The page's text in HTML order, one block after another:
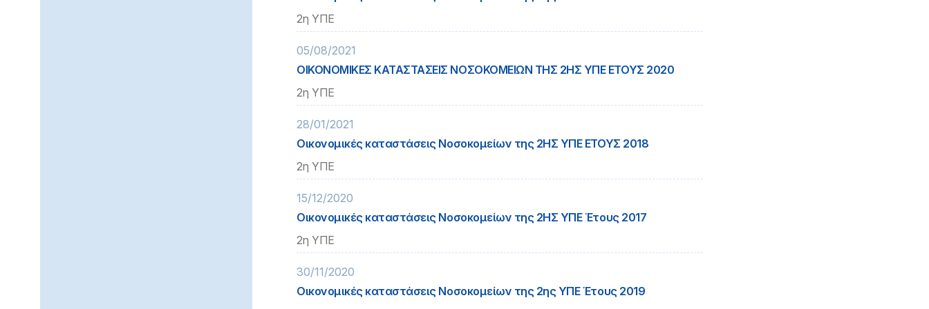
2η ΥΠΕ
05/08/2021
ΟΙΚΟΝΟΜΙΚΕΣ ΚΑΤΑΣΤΑΣΕΙΣ ΝΟΣΟΚΟΜΕΙΩΝ ΤΗΣ 2ΗΣ ΥΠΕ ΕΤΟΥΣ 2020
2η ΥΠΕ
28/01/2021
Οικονομικές καταστάσεις Νοσοκομείων της 2ΗΣ ΥΠΕ ΕΤΟΥΣ 2018
2η ΥΠΕ
15/12/2020
Οικονομικές καταστάσεις Νοσοκομείων της 2ΗΣ ΥΠΕ Έτους 2017
2η ΥΠΕ
30/11/2020
Οικονομικές καταστάσεις Νοσοκομείων της 2ης ΥΠΕ Έτους 2019